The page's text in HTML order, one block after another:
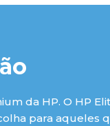
da HP. O HP
para aqueles